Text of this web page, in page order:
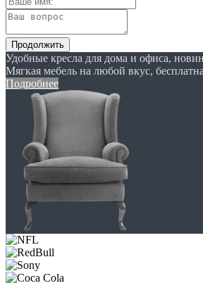
Продолжить
Удобные кресла для дома и офиса,
Мягкая мебель на любой вкус,
Подробнее